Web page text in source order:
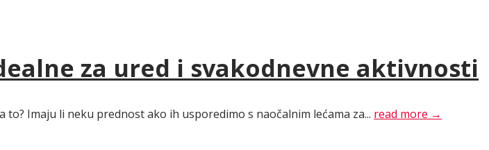
za ured i svakodnevne aktivnosti
Imaju li neku prednost ako ih usporedimo s naočalnim lećama za... read more →